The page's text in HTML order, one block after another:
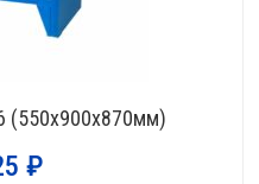
(550х900х870мм)
₽